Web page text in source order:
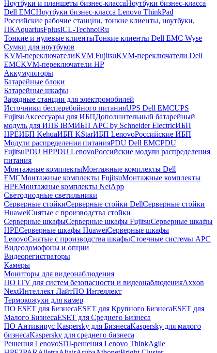
Ноутбуки и планшеты бизнес-классаНоутбуки бизнес-класса
Dell EMCНоутбуки бизнес-класса Lenovo ThinkPad
Российские рабочие станции, тонкие клиенты, ноутбуки,
ПКAquariusFplusICL-TechnoiRu
Тонкие и нулевые клиентыТонкие клиенты Dell EMC Wyse
Сумки для ноутбуков
KVM-переключателиKVM FujitsuKVM-переключатели Dell
EMCKVM-переключатели HP
Аккумуляторы
Батарейные блоки
Батарейные шкафы
Зарядные станции для электромобилей
Источники бесперебойного питанияUPS Dell EMCUPS
FujitsuАксессуары для ИБПДополнительный батарейный
модуль для ИПБ IBMИБП APC by Schneider ElectricИБП
HPEИБП KehuaИБП KStarИБП LenovoРоссийские ИБП
Модули распределения питанияPDU Dell EMCPDU
FujitsuPDU HPPDU LenovoРоссийские модули распределения
питания
Монтажные комплектыМонтажные комплекты Dell
EMCМонтажные комплекты FujitsuМонтажные комплекты
HPEМонтажные комплекты NetApp
Светодиодные светильники
Серверные стойкиСерверные стойки DellСерверные стойки
HuaweiСнятые с производства стойки
Серверные шкафыСерверные шкафы FujitsuСерверные шкафы
HPEСерверные шкафы HuaweiСерверные шкафы
LenovoСнятые с производства шкафыСтоечные системы APC
Видеодомофоны и опции
Видеорегистраторы
Камеры
Мониторы для видеонаблюдения
ПО ITV для систем безопасности и видеонаблюденияAxxon
NextИнтеллект ЛайтПО Интеллект
Термокожухи для камер
ПО ESET для БизнесаESET для Крупного БизнесаESET для
Малого БизнесаESET для Среднего Бизнеса
ПО Антивирус Kaspersky для БизнесаKaspersky для малого
бизнесаKaspersky для среднего бизнеса
Решения LenovoSDI-решения Lenovo ThinkAgile